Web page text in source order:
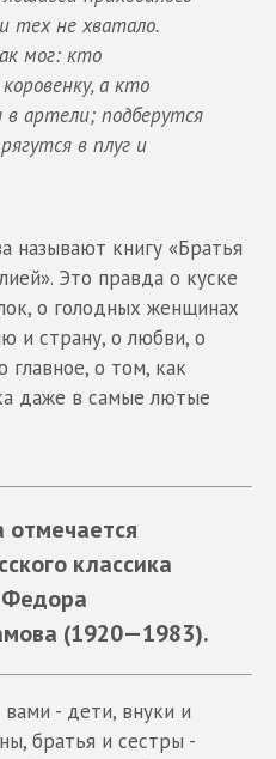
тех не хватало.
мог: кто
а кто
в артели; подберутся
в плуг и
называют книгу «Братья
Это правда о куске
о голодных женщинах
и страну, о любви, о
главное, о том, как
даже в самые лютые
отмечается
классика
(1920—1983).
- дети, внуки и
братья и сестры -